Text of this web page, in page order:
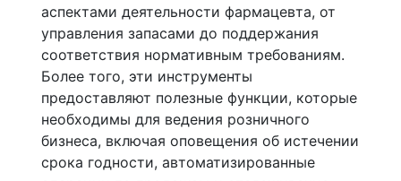
аспектами деятельности фармацевта, от
управления запасами до поддержания
соответствия нормативным требованиям.
Более того, эти инструменты
предоставляют полезные функции, которые
необходимы для ведения розничного
бизнеса, включая оповещения об истечении
срока годности, автоматизированные